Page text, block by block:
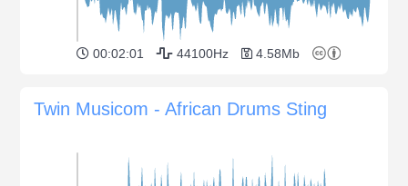
00:02:01 44100Hz 4.58Mb
Twin Musicom - African Drums Sting